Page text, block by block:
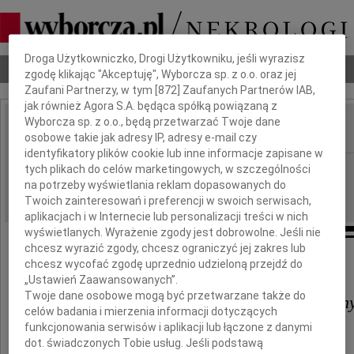
Nekrologi Odeszli Poradnik pogrzebowy
IMIĘ I NAZWISKO:
REGION: Kielce
DATA EMISJI: 24.11.2023
Najszczersze kondolencje dla
Iwony Śmigielskiej i jej
z powodu śmierci
Dbamy o Twoją prywatność
Droga Użytkowniczko, Drogi Użytkowniku, jeśli wyrazisz
zgodę klikając "Akceptuję", Wyborcza sp. z o.o. oraz jej
Zaufani Partnerzy, w tym [872 ] Zaufanych Partnerów IAB,
jak również Agora S.A. będąca spółką powiązaną z
Wyborcza sp. z o.o., będą przetwarzać Twoje dane
osobowe takie jak adresy IP, adresy e-mail czy
identyfikatory plików cookie lub inne informacje zapisane w
tych plikach do celów marketingowych, w szczególności
na potrzeby wyświetlania reklam dopasowanych do
Twoich zainteresowań i preferencji w swoich serwisach,
aplikacjach i w Internecie lub personalizacji treści w nich
wyświetlanych. Wyrażenie zgody jest dobrowolne. Jeśli nie
chcesz wyrazić zgody, chcesz ograniczyć jej zakres lub
chcesz wycofać zgodę uprzednio udzieloną przejdź do
„Ustawień Zaawansowanych”.
Twoje dane osobowe mogą być przetwarzane także do
celów badania i mierzenia informacji dotyczących
funkcjonowania serwisów i aplikacji lub łączone z danymi
dot. świadczonych Tobie usług. Jeśli podstawą